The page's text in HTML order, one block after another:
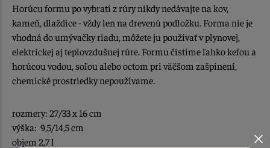
Horúcu formu po vybratí z rúry nikdy nedávajte na kov,
kameň, dlaždice - vždy len na drevenú podložku. Forma nie je
vhodná do umývačky riadu, môžete ju používať v plynovej,
elektrickej aj teplovzdušnej rúre. Formu čistíme ľahko kefou a
horúcou vodou, soľou alebo octom pri väčšom zašpinení,
chemické prostriedky nepoužívame.
rozmery: 27/33 x 16 cm
výška: 9,5/14,5 cm
objem 2,7 l